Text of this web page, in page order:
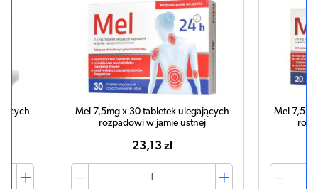
Mel 7,5mg x 30 tabletek ulegających
rozpadowi w jamie ustnej
23,13 zł
Mel